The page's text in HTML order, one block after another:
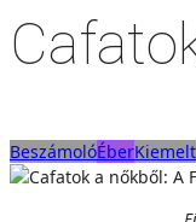
BeszámolóÉberKiemelt